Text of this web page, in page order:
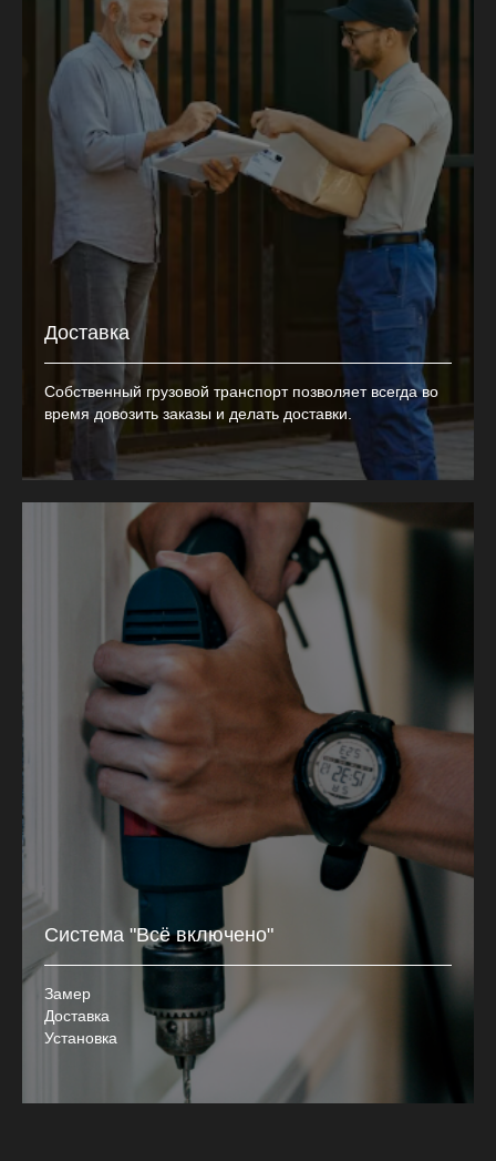
Доставка
Собственный грузовой транспорт позволяет всегда во
время довозить заказы и делать доставки.
Система "Всё включено"
Замер
Доставка
Установка